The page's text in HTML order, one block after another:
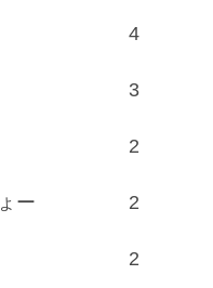
4
3
2
ー 2
2